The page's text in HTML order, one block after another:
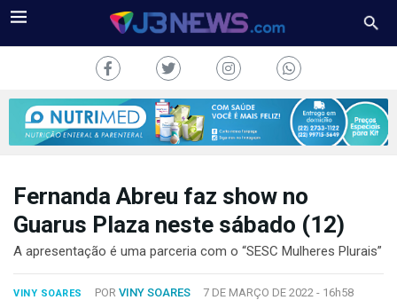
Fernanda Abreu faz show no
Guarus Plaza neste sábado (12)
A apresentação é uma parceria com o “SESC Mulheres Plurais”
VINY SOARES POR VINY SOARES 7 DE MARÇO DE 2022 - 16h58